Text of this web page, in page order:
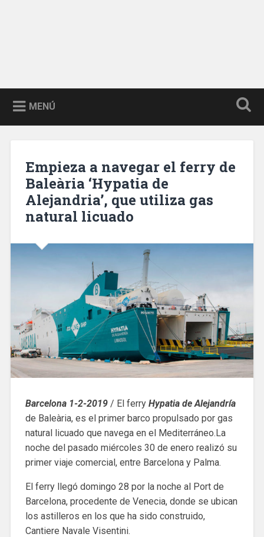
MENÚ
Empieza a navegar el ferry de
Baleària ‘Hypatia de
Alejandria’, que utiliza gas
natural licuado
Barcelona 1-2-2019/ El ferry Hypatia de Alejandría
de Baleària, es el primer barco propulsado por gas
natural licuado que navega en el Mediterráneo.La
noche del pasado miércoles 30 de enero realizó su
primer viaje comercial, entre Barcelona y Palma.
El ferry llegó domingo 28 por la noche al Port de
Barcelona, procedente de Venecia, donde se ubican
los astilleros en los que ha sido construido,
Cantiere Navale Visentini.